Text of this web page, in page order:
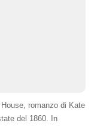
romanzo di Kate
del 1860. In